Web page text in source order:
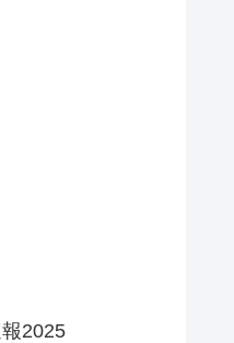
2025